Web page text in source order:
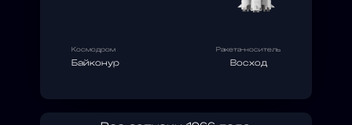
Космодром
Байконур
Ракета-носитель
Восход